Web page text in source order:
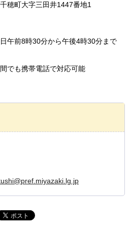
穂町大字三田井1447番地1
午前8時30分から午後4時30分まで
でも携帯電話で対応可能